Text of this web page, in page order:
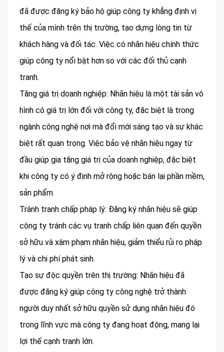
đã được đăng ký bảo hộ giúp công ty khẳng định vị
thế của mình trên thị trường, tạo dựng lòng tin từ
khách hàng và đối tác. Việc có nhãn hiệu chính thức
giúp công ty nổi bật hơn so với các đối thủ cạnh
tranh.
Tăng giá trị doanh nghiệp: Nhãn hiệu là một tài sản vô
hình có giá trị lớn đối với công ty, đặc biệt là trong
ngành công nghệ nơi mà đổi mới sáng tạo và sự khác
biệt rất quan trọng. Việc bảo vệ nhãn hiệu ngay từ
đầu giúp gia tăng giá trị của doanh nghiệp, đặc biệt
khi công ty có ý định mở rộng hoặc bán lại phần mềm,
sản phẩm.
Tránh tranh chấp pháp lý: Đăng ký nhãn hiệu sẽ giúp
công ty tránh các vụ tranh chấp liên quan đến quyền
sở hữu và xâm phạm nhãn hiệu, giảm thiểu rủi ro pháp
lý và chi phí phát sinh.
Tạo sự độc quyền trên thị trường: Nhãn hiệu đã
được đăng ký giúp công ty công nghệ trở thành
người duy nhất sở hữu quyền sử dụng nhãn hiệu đó
trong lĩnh vực mà công ty đang hoạt động, mang lại
lợi thế cạnh tranh lớn.